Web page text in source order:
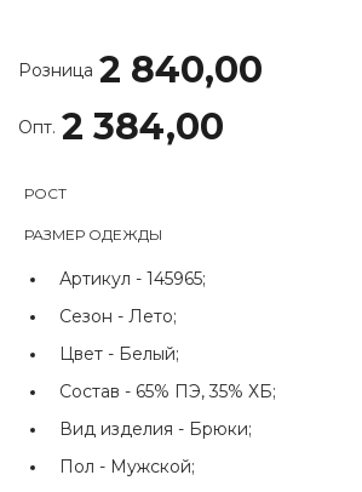
Розница 2 840,00
Опт. 2 384,00
РОСТ
РАЗМЕР ОДЕЖДЫ
Артикул - 145965;
Сезон - Лето;
Цвет - Белый;
Состав - 65% ПЭ, 35% ХБ;
Вид изделия - Брюки;
Пол - Мужской;